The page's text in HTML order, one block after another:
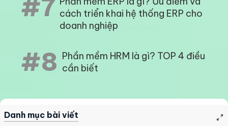
#7 cách triển khai hệ thống ERP cho
doanh nghiệp
#8 Phần mềm HRM là gì? TOP 4 điều
cần biết
Danh mục bài viết